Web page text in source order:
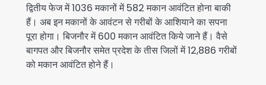
द्वितीय फेज में 1036 मकानों में 582 मकान आवंटित होना बाकी
हैं। अब इन मकानों के आवंटन से गरीबों के आशियाने का सपना
पूरा होगा। बिजनौर में 600 मकान आवंटित किये जाने हैं। वैसे
बागपत और बिजनौर समेत प्रदेश के तीस जिलों में 12,886 गरीबों
को मकान आवंटित होने हैं।